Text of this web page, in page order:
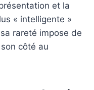
et la
« intelligente »
rareté impose de
côté au